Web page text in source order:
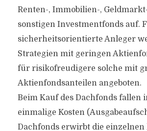
Renten-, Immobilien-,
sonstigen Investmentfonds auf.
sicherheitsorientierte Anleger
Strategien mit geringen
für risikofreudigere solche mit
Aktienfondsanteilen angeboten.
Beim Kauf des Dachfonds fallen
einmalige Kosten
Dachfonds erwirbt die einzelnen